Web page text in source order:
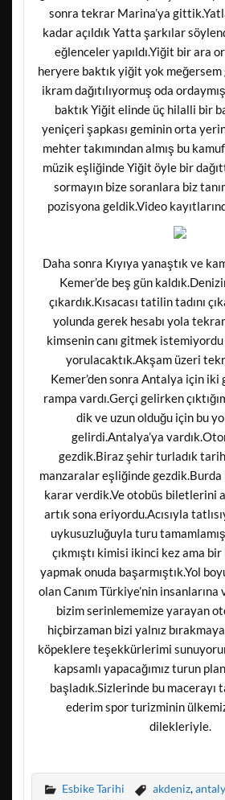
sonra tekrar Marina’ya
kadar açıldık Yatta şarkılar
eğlenceler yapıldı.Yiğit bir ara
heryere baktık yiğit yok meğersem
ikram dağıtılıyormuş oda
baktık Yiğit elinde üç hilalli bir
yeniçeri şapkası geminin orta
mehter takımından almış bu
müzik eşliğinde Yiğit öyle bir
sormayın bize soranlara biz
pozisyona geldik.Video
Daha sonra Kıyıya yanaştık ve
Kemer’de beş gün
çıkardık.Kısacası tatilin tadını
yolunda gerek hesabı yola
kimsenin canı gitmek
yorulacaktık.Akşam üzeri
Kemer’den sonra Antalya için
rampa vardı.Gerçi gelirken
dik ve uzun olduğu için bu
gelirdi.Antalya’ya
gezdik.Biraz şehir turladık
manzaralar eşliğinde
karar verdik.Ve otobüs biletlerini
artık sona eriyordu.Acısıyla
uykusuzluğuyla turu
çıkmıştı kimisi ikinci kez ama
yapmak onuda başarmıştık.Yol
olan Canım Türkiye’nin
bizim serinlememize yarayan
hiçbirzaman bizi yalnız
köpeklere teşekkürlerimi
kapsamlı yapacağımız turun
başladık.Sizlerinde bu macerayı
ederim spor turizminin
dilekleriyle.
Esbike Tarihi akdeniz,